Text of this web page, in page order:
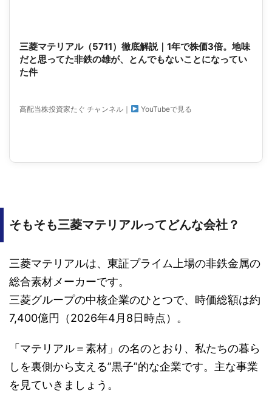
三菱マテリアル（5711）徹底解説｜1年で株価3倍。地味
だと思ってた非鉄の雄が、とんでもないことになってい
た件
高配当株投資家たぐ チャンネル｜ YouTubeで見る
そもそも三菱マテリアルってどんな会社？
三菱マテリアルは、東証プライム上場の非鉄金属の
総合素材メーカーです。
三菱グループの中核企業のひとつで、時価総額は約
7,400億円（2026年4月8日時点）。
「マテリアル＝素材」の名のとおり、私たちの暮ら
しを裏側から支える”黒子”的な企業です。主な事業
を見ていきましょう。